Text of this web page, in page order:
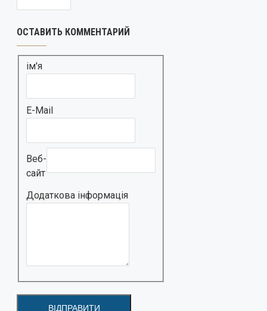
ОСТАВИТЬ КОММЕНТАРИЙ
ім'я
E-Mail
Веб-
сайт
Додаткова інформація
ВІДПРАВИТИ